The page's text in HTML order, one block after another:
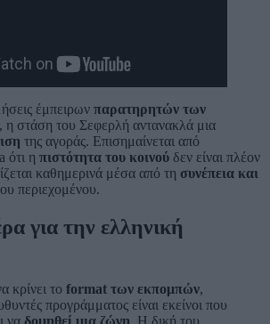
έμπειρων παρατηρητών των
, η στάση του Σεφερλή αντανακλά μια
της αγοράς. Επισημαίνεται από
ότι η πιστότητα του κοινού δεν είναι πλέον
καθημερινά μέσα από τη συνέπεια και
περιεχομένου.
για την ελληνική
κρίνει το format των εκπομπών,
προγράμματος είναι εκείνοι που
να δομηθεί μια ζώνη. Η δική του